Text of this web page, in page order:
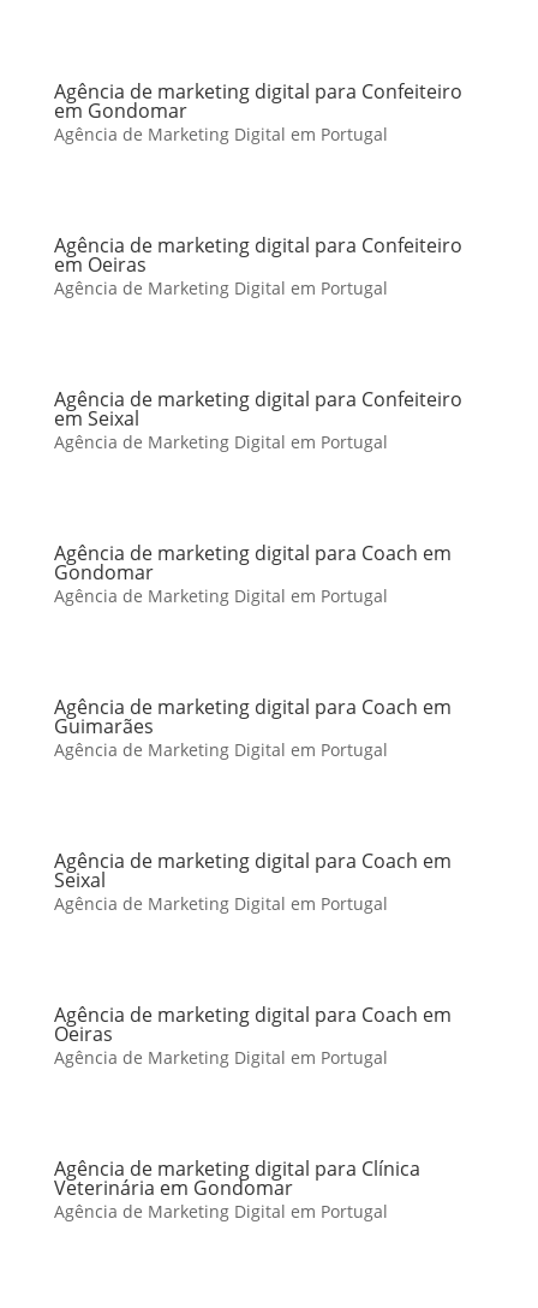
Agência de marketing digital para Confeiteiro
em Gondomar
Agência de Marketing Digital em Portugal
Agência de marketing digital para Confeiteiro
em Oeiras
Agência de Marketing Digital em Portugal
Agência de marketing digital para Confeiteiro
em Seixal
Agência de Marketing Digital em Portugal
Agência de marketing digital para Coach em
Gondomar
Agência de Marketing Digital em Portugal
Agência de marketing digital para Coach em
Guimarães
Agência de Marketing Digital em Portugal
Agência de marketing digital para Coach em
Seixal
Agência de Marketing Digital em Portugal
Agência de marketing digital para Coach em
Oeiras
Agência de Marketing Digital em Portugal
Agência de marketing digital para Clínica
Veterinária em Gondomar
Agência de Marketing Digital em Portugal